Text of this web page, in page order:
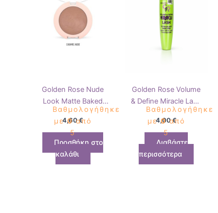
Golden Rose Nude
Look Matte Baked
Eyeshadow Caramel
Nude
Βαθμολογήθηκε
με0από
5
4,60€
Προσθήκη στο
καλάθι
Golden Rose Volume
& Define Miracle Lash
Mascara Black
Βαθμολογήθηκε
με0από
5
4,00€
Διαβάστε
περισσότερα